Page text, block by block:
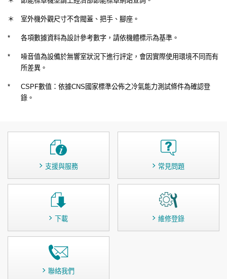
＊ 室外機外觀尺寸不含閥蓋、把手、腳座。
* 各項數據資料為設計參考數字，請依機體標示為基準。
*
噪音值為設備於無響室狀況下進行評定，會因實際使用環境不同而有
所差異。
*
CSPF數值：依據CNS國家標準公佈之冷氣能力測試條件為確認登
錄。
支援與服務 常見問題
下載 維修登錄
聯絡我們